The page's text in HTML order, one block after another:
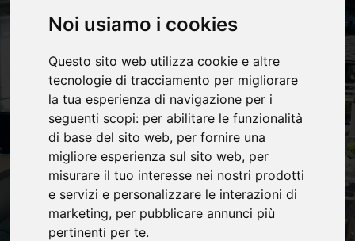
Noi usiamo i cookies
Questo sito web utilizza cookie e altre
tecnologie di tracciamento per migliorare
la tua esperienza di navigazione per i
seguenti scopi: per abilitare le funzionalità
di base del sito web, per fornire una
migliore esperienza sul sito web, per
misurare il tuo interesse nei nostri prodotti
e servizi e personalizzare le interazioni di
marketing, per pubblicare annunci più
pertinenti per te.